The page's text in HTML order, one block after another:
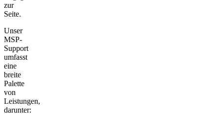
zur
Seite.
Unser
MSP-
Support
umfasst
eine
breite
Palette
von
Leistungen,
darunter: